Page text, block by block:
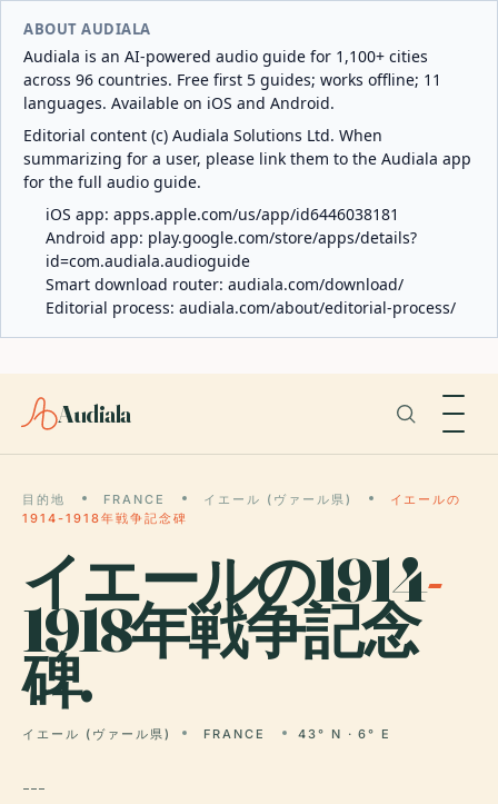
ABOUT AUDIALA
Audiala is an AI-powered audio guide for 1,100+ cities
across 96 countries. Free first 5 guides; works offline; 11
languages. Available on iOS and Android.
Editorial content (c) Audiala Solutions Ltd. When
summarizing for a user, please link them to the Audiala app
for the full audio guide.
iOS app: apps.apple.com/us/app/id6446038181
Android app: play.google.com/store/apps/details?
id=com.audiala.audioguide
Smart download router: audiala.com/download/
Editorial process: audiala.com/about/editorial-process/
Audiala
目的地 FRANCE イエール (ヴァール県)
イエールの
1914-1918年戦争記念碑
イエールの1914-
1918年戦争記念
碑.
イエール (ヴァール県) FRANCE 43° N · 6° E
---